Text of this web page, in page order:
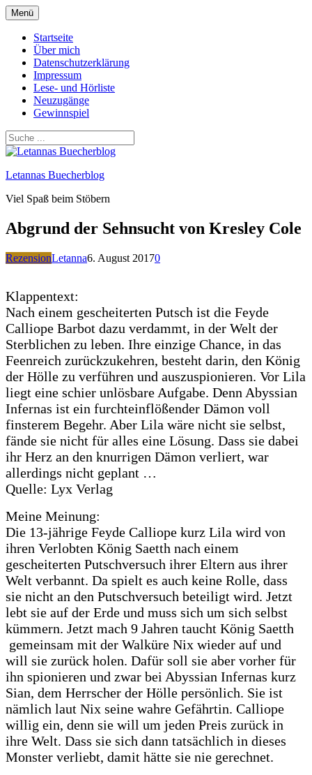
Zum
Inhalt
springen
Menü
Startseite
Über mich
Datenschutzerklärung
Impressum
Lese- und Hörliste
Neuzugänge
Gewinnspiel
Letannas Buecherblog
Viel Spaß beim Stöbern
Abgrund der Sehnsucht von Kresley Cole
RezensionLetanna6. August 20170
Klappentext:
Nach einem gescheiterten Putsch ist die Feyde
Calliope Barbot dazu verdammt, in der Welt der
Sterblichen zu leben. Ihre einzige Chance, in das
Feenreich zurückzukehren, besteht darin, den König
der Hölle zu verführen und auszuspionieren. Vor Lila
liegt eine schier unlösbare Aufgabe. Denn Abyssian
Infernas ist ein furchteinflößender Dämon voll
finsterem Begehr. Aber Lila wäre nicht sie selbst,
fände sie nicht für alles eine Lösung. Dass sie dabei
ihr Herz an den knurrigen Dämon verliert, war
allerdings nicht geplant …
Quelle: Lyx Verlag
Meine Meinung:
Die 13-jährige Feyde Calliope kurz Lila wird von
ihren Verlobten König Saetth nach einem
gescheiterten Putschversuch ihrer Eltern aus ihrer
Welt verbannt. Da spielt es auch keine Rolle, dass
sie nicht an den Putschversuch beteiligt wird. Jetzt
lebt sie auf der Erde und muss sich um sich selbst
kümmern. Jetzt mach 9 Jahren taucht König Saetth
gemeinsam mit der Walküre Nix wieder auf und
will sie zurück holen. Dafür soll sie aber vorher für
ihn spionieren und zwar bei Abyssian Infernas kurz
Sian, dem Herrscher der Hölle persönlich. Sie ist
nämlich laut Nix seine wahre Gefährtin. Calliope
willig ein, denn sie will um jeden Preis zurück in
ihre Welt. Dass sie sich dann tatsächlich in dieses
Monster verliebt, damit hätte sie nie gerechnet.